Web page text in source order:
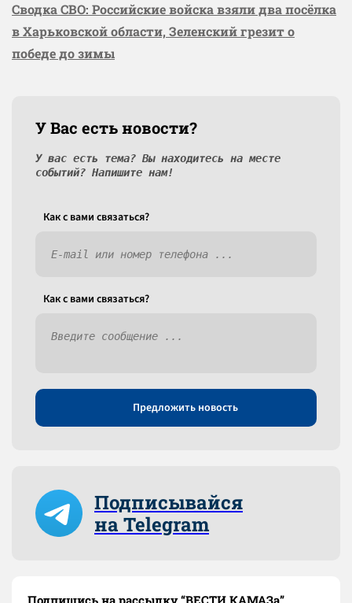
Сводка СВО: Российские войска взяли два посёлка
в Харьковской области, Зеленский грезит о
победе до зимы
У Вас есть новости?
У вас есть тема? Вы находитесь на месте
событий? Напишите нам!
Как c вами связаться?
Как c вами связаться?
Предложить новость
Подписывайся
на Telegram
Подпишись на рассылку “ВЕСТИ КАМАЗа”